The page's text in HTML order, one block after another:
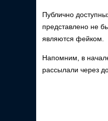
Публично
представлено не
являются фейком.
Напомним, в
рассылали через